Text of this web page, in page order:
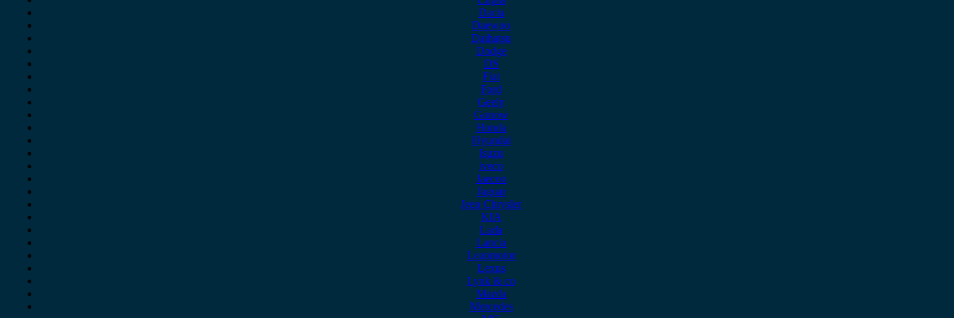
Dacia
Daewoo
Daihatsu
Dodge
DS
Fiat
Ford
Geely
Gonow
Honda
Hyundai
Isuzu
iveco
Jaecoo
Jaguar
Jeep Chrysler
KIA
Lada
Lancia
Leapmotor
Lexus
Lynk & co
Mazda
Mercedes